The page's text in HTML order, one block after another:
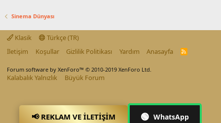
Sinema Dünyası
Klasik
Türkçe (TR)
İletişim
Koşullar Gizlilik Politikası Yardım Anasayfa
R
Forum software by XenForo™ © 2010-2019 XenForo Ltd.
Kalabalık Yalnızlık Büyük Forum
📢 REKLAM VE İLETIŞIM 🟢 WhatsApp